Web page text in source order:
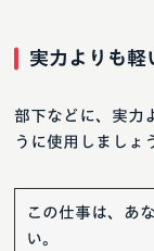
実力よりも軽
部下などに、実力
うに使用しましょ
この仕事は、あ
い。